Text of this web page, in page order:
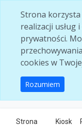
Strona
realizacji usług
prywatności.
cookies w
Rozumiem
Strona
Kiosk